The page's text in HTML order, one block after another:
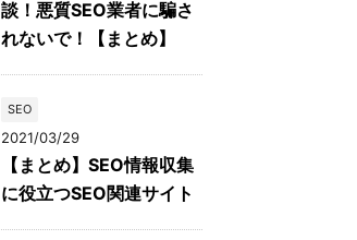
談！悪質SEO業者に騙さ
れないで！【まとめ】
SEO
2021/03/29
【まとめ】SEO情報収集
に役立つSEO関連サイト